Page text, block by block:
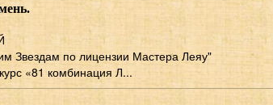
Звездам по лицензии Мастера Леяу"
«81 комбинация Л...